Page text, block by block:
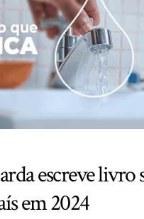
escreve
em 2024